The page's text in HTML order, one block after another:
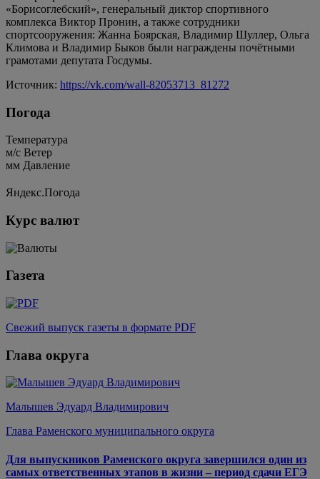
«Борисоглебский», генеральный диктор спортивного
комплекса Виктор Пронин, а также сотрудники
спортсооружения: Жанна Боярская, Владимир Шуллер, Ольга
Климова и Владимир Быков были награждены почётными
грамотами депутата Госдумы.
Источник: https://vk.com/wall-82053713_81272
Погода
Температура
м/c Ветер
мм Давление
Яндекс.Погода
Курс валют
Газета
Свежий выпуск газеты в формате PDF
Глава округа
Малышев Эдуард Владимирович
Глава Раменского муниципального округа
Для выпускников Раменского округа завершился один из
самых ответственных этапов в жизни – период сдачи ЕГЭ